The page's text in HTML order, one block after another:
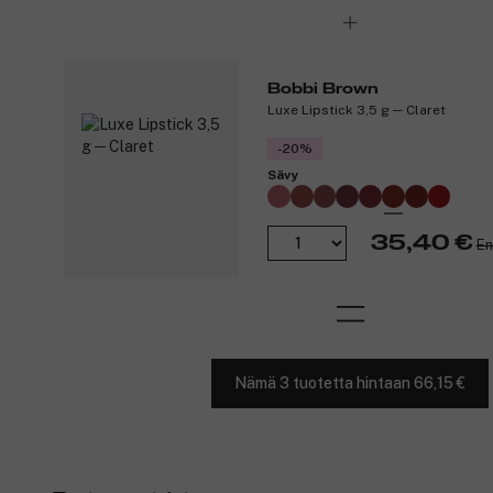
Bobbi Brown
Luxe Lipstick 3,5 g ─ Claret
-20%
Sävy
35,40 €
Nämä 3 tuotetta hintaan 66,15 €